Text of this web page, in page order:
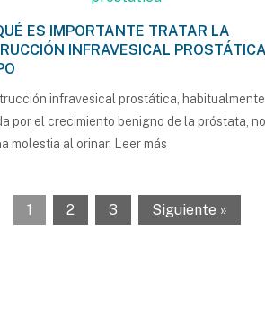
ES IMPORTANTE TRATAR LA
INFRAVESICAL
infravesical prostática, habitualmente
por el crecimiento benigno de la próstata,
molestia al orinar. Leer más
1 2 3 Siguiente »